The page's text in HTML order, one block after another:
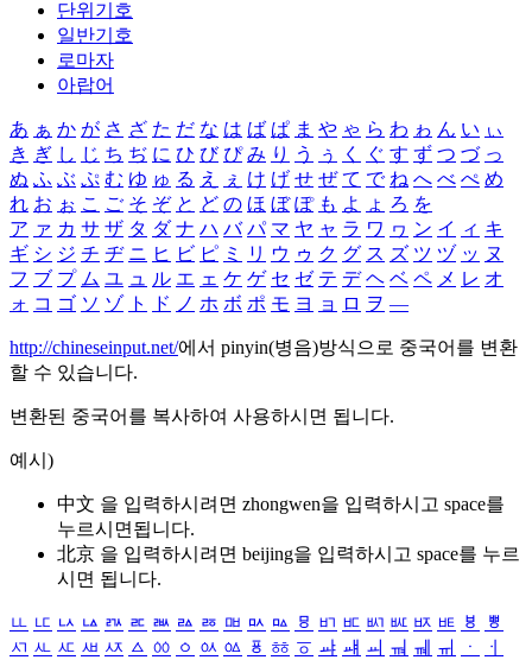
단위기호
일반기호
로마자
아랍어
あ ぁ か が さ ざ た だ な は ば ぱ ま や ゃ ら わ ゎ ん い ぃ
き ぎ し じ ち ぢ に ひ び ぴ み り う ぅ く ぐ す ず つ づ っ
ぬ ふ ぶ ぷ む ゆ ゅ る え ぇ け げ せ ぜ て で ね へ べ ぺ め
れ お ぉ こ ご そ ぞ と ど の ほ ぼ ぽ も よ ょ ろ を
ア ァ カ サ ザ タ ダ ナ ハ バ パ マ ヤ ャ ラ ワ ヮ ン イ ィ キ
ギ シ ジ チ ヂ ニ ヒ ビ ピ ミ リ ウ ゥ ク グ ス ズ ツ ヅ ッ ヌ
フ ブ プ ム ユ ュ ル エ ェ ケ ゲ セ ゼ テ デ ヘ ベ ペ メ レ オ
ォ コ ゴ ソ ゾ ト ド ノ ホ ボ ポ モ ヨ ョ ロ ヲ ―
http://chineseinput.net/에서 pinyin(병음)방식으로 중국어를 변환
할 수 있습니다.
변환된 중국어를 복사하여 사용하시면 됩니다.
예시)
中文 을 입력하시려면 zhongwen을 입력하시고 space를
누르시면됩니다.
北京 을 입력하시려면 beijing을 입력하시고 space를 누르
시면 됩니다.
ㅥ ㅦ ㅧ ㅨ ㅩ ㅪ ㅫ ㅬ ㅭ ㅮ ㅯ ㅰ ㅱ ㅲ ㅳ ㅴ ㅵ ㅶ ㅷ ㅸ
ㅹ
ㅺ ㅻ ㅼ ㅽ ㅾ ㅿ ㆀ ㆁ ㆂ ㆃ ㆄ ㆅ ㆆ ㆇ ㆈ ㆉ ㆊ ㆋ ㆌ ㆍ
ㆎ